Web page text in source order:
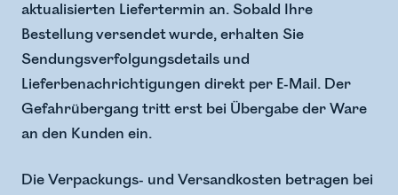
aktualisierten Liefertermin an. Sobald Ihre
Bestellung versendet wurde, erhalten Sie
Sendungsverfolgungsdetails und
Lieferbenachrichtigungen direkt per E-Mail. Der
Gefahrübergang tritt erst bei Übergabe der Ware
an den Kunden ein.
Die Verpackungs- und Versandkosten betragen bei